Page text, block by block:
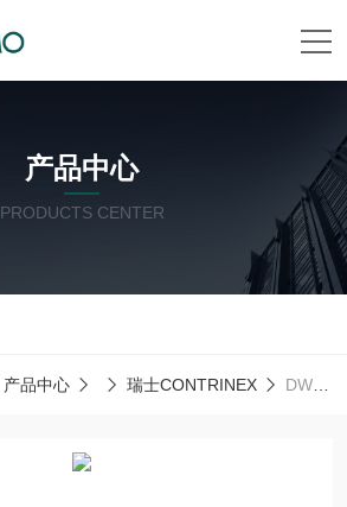
产品中心
PRODUCTS CENTER
产品中心 瑞士CONTRINEX DW-HD-613-M30-310瑞士CONTRINEX电感式传感器